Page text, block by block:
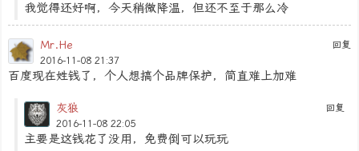
我觉得还好啊，今天稍微降温，但还不至于那么冷
回复
Mr.He
2016-11-08 21:37
百度现在姓钱了，个人想搞个品牌保护，简直难上加难
回复
灰狼
2016-11-08 22:05
主要是这钱花了没用，免费倒可以玩玩